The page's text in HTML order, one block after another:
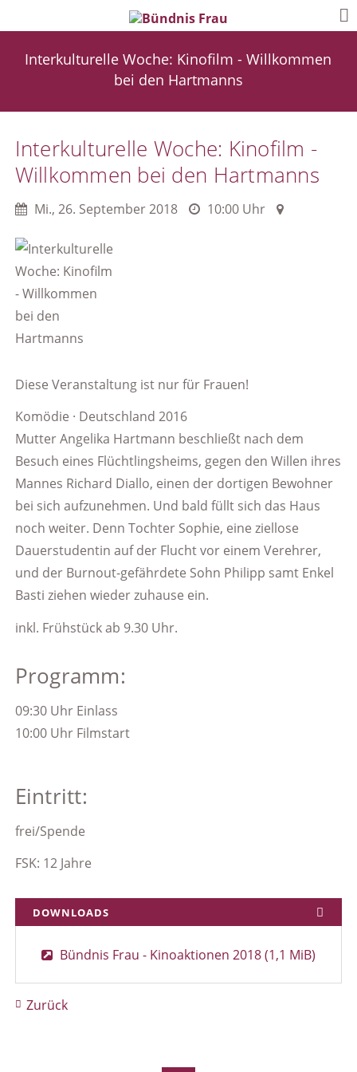
Interkulturelle Woche: Kinofilm - Willkommen
bei den Hartmanns
Interkulturelle Woche: Kinofilm -
Willkommen bei den Hartmanns
Mi., 26. September 2018 10:00 Uhr
Diese Veranstaltung ist nur für Frauen!
Komödie · Deutschland 2016
Mutter Angelika Hartmann beschließt nach dem
Besuch eines Flüchtlingsheims, gegen den Willen ihres
Mannes Richard Diallo, einen der dortigen Bewohner
bei sich aufzunehmen. Und bald füllt sich das Haus
noch weiter. Denn Tochter Sophie, eine ziellose
Dauerstudentin auf der Flucht vor einem Verehrer,
und der Burnout-gefährdete Sohn Philipp samt Enkel
Basti ziehen wieder zuhause ein.
inkl. Frühstück ab 9.30 Uhr.
Programm:
09:30 Uhr Einlass
10:00 Uhr Filmstart
Eintritt:
frei/Spende
FSK: 12 Jahre
DOWNLOADS
Bündnis Frau - Kinoaktionen 2018(1,1 MiB)
Zurück